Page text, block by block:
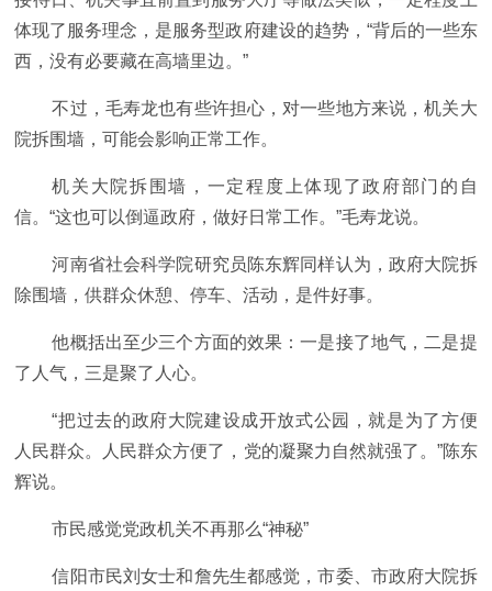
体现了服务理念，是服务型政府建设的趋势，“背后的一些东
西，没有必要藏在高墙里边。”
不过，毛寿龙也有些许担心，对一些地方来说，机关大
院拆围墙，可能会影响正常工作。
机关大院拆围墙，一定程度上体现了政府部门的自
信。“这也可以倒逼政府，做好日常工作。”毛寿龙说。
河南省社会科学院研究员陈东辉同样认为，政府大院拆
除围墙，供群众休憩、停车、活动，是件好事。
他概括出至少三个方面的效果：一是接了地气，二是提
了人气，三是聚了人心。
“把过去的政府大院建设成开放式公园，就是为了方便
人民群众。人民群众方便了，党的凝聚力自然就强了。”陈东
辉说。
市民感觉党政机关不再那么“神秘”
信阳市民刘女士和詹先生都感觉，市委、市政府大院拆